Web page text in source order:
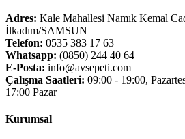
Adres: Kale Mahallesi Namık Kemal
İlkadım/SAMSUN
Telefon: 0535 383 17 63
Whatsapp: (0850) 244 40 64
E-Posta: info@avsepeti.com
Çalışma Saatleri: 09:00 - 19:00,
17:00 Pazar
Kurumsal